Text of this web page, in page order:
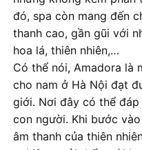
đó, spa còn mang đến
thanh cao, gần gũi với
hoa lá, thiên nhiên,…
Có thể nói, Amadora là
cho nam ở Hà Nội đạt
giới. Nơi đây có thể
con người. Khi bước
âm thanh của thiên